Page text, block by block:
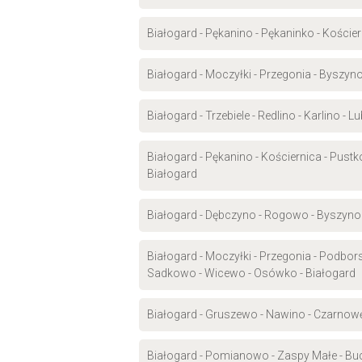
Białogard - Pękanino - Pękaninko -
Białogard - Moczyłki - Przegonia -
Białogard - Trzebiele - Redlino - Karlino -
Białogard - Pękanino - Kościernica -
Białogard
Białogard - Dębczyno - Rogowo -
Białogard - Moczyłki - Przegonia -
Sadkowo - Wicewo - Osówko - Białogard
Białogard - Gruszewo - Nawino -
Białogard - Pomianowo - Zaspy Małe -